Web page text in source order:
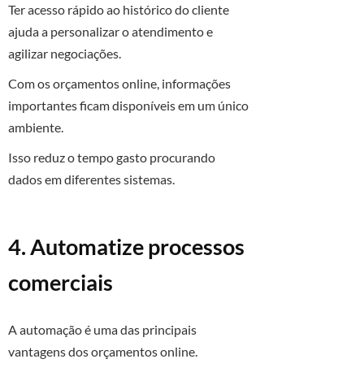
Ter acesso rápido ao histórico do cliente
ajuda a personalizar o atendimento e
agilizar negociações.
Com os orçamentos online, informações
importantes ficam disponíveis em um único
ambiente.
Isso reduz o tempo gasto procurando
dados em diferentes sistemas.
4. Automatize processos
comerciais
A automação é uma das principais
vantagens dos orçamentos online.